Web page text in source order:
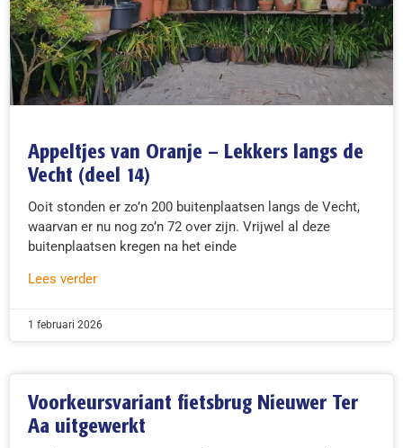
Appeltjes van Oranje – Lekkers langs de
Vecht (deel 14)
Ooit stonden er zo’n 200 buitenplaatsen langs de Vecht,
waarvan er nu nog zo’n 72 over zijn. Vrijwel al deze
buitenplaatsen kregen na het einde
Lees verder
1 februari 2026
Voorkeursvariant fietsbrug Nieuwer Ter
Aa uitgewerkt